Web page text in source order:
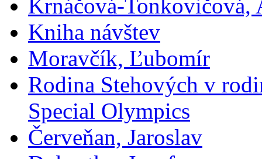
Krnáčová-Tonkovičová,
Kniha návštev
Moravčík, Ľubomír
Rodina Stehových v
Special Olympics
Červeňan, Jaroslav